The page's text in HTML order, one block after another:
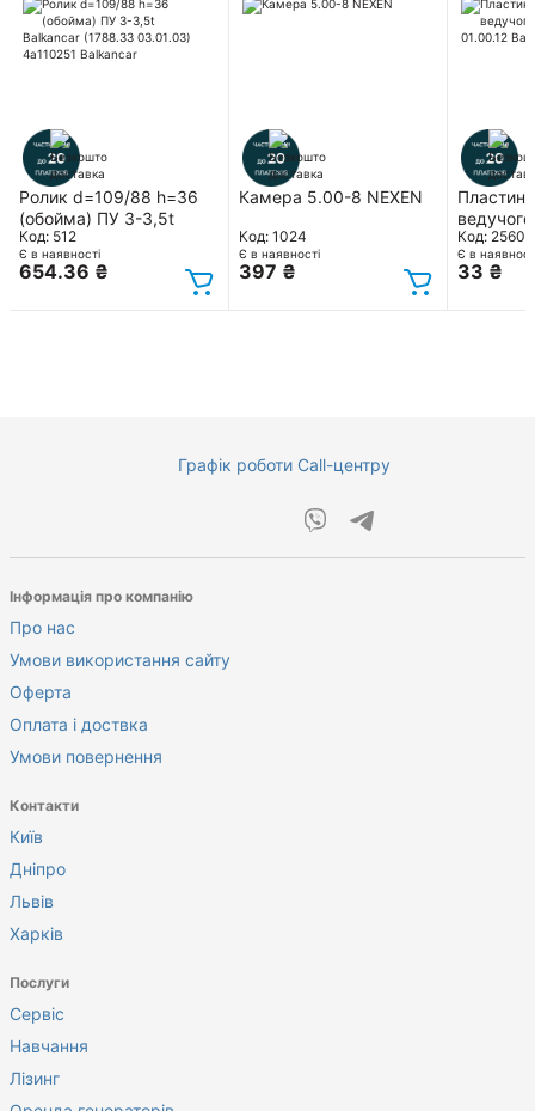
Ролик d=109/88 h=36
(обойма) ПУ 3-3,5t
Balkancar (1788.33
03.01.03) 4a110251
Balkancar
Код: 512
Є в наявності
654.36 ₴
Камера 5.00-8 NEXEN
Код: 1024
Є в наявності
397 ₴
6140
Balkancar
Код: 2560
Є в
33 ₴
Графік роботи Call-центру
Інформація про компанію
Про нас
Умови використання сайту
Оферта
Оплата і доствка
Умови повернення
Контакти
Київ
Дніпро
Львів
Харків
Послуги
Сервіс
Навчання
Лізинг